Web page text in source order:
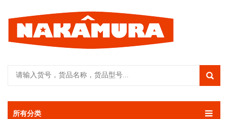
所有分类